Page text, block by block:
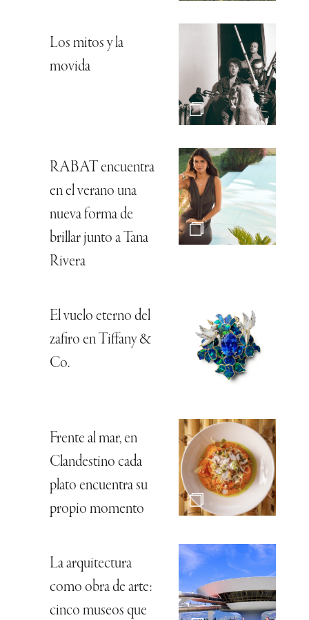
Los mitos y la
movida
RABAT encuentra
en el verano una
nueva forma de
brillar junto a Tana
Rivera
El vuelo eterno del
zafiro en Tiffany &
Co.
Frente al mar, en
Clandestino cada
plato encuentra su
propio momento
La arquitectura
como obra de arte:
cinco museos que